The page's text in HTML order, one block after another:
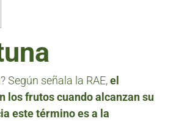
Según señala la RAE,el
los frutos cuando alcanzan su
este término es a la